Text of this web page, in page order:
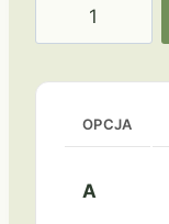
dyplomy
Czerwone
OPCJA
A